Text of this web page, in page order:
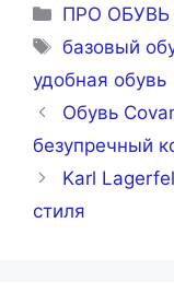
Рубрики
ПРО ОБУВЬ
Метки
базовый
удобная обувь
Обувь
безупречный
Karl
стиля